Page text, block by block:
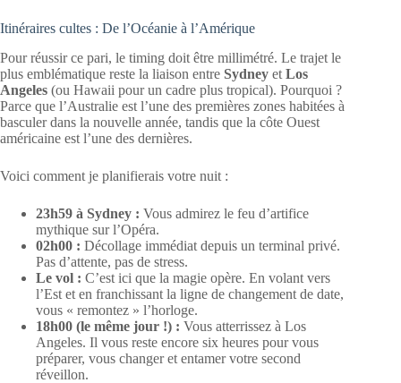
Itinéraires cultes : De l’Océanie à l’Amérique
Pour réussir ce pari, le timing doit être millimétré. Le trajet le
plus emblématique reste la liaison entre Sydney et Los
Angeles (ou Hawaii pour un cadre plus tropical). Pourquoi ?
Parce que l’Australie est l’une des premières zones habitées à
basculer dans la nouvelle année, tandis que la côte Ouest
américaine est l’une des dernières.
Voici comment je planifierais votre nuit :
23h59 à Sydney : Vous admirez le feu d’artifice
mythique sur l’Opéra.
02h00 : Décollage immédiat depuis un terminal privé.
Pas d’attente, pas de stress.
Le vol : C’est ici que la magie opère. En volant vers
l’Est et en franchissant la ligne de changement de date,
vous « remontez » l’horloge.
18h00 (le même jour !) : Vous atterrissez à Los
Angeles. Il vous reste encore six heures pour vous
préparer, vous changer et entamer votre second
réveillon.